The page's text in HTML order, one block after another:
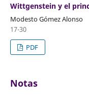
Wittgenstein y el
Modesto Gómez Alonso
17-30
PDF
Notas